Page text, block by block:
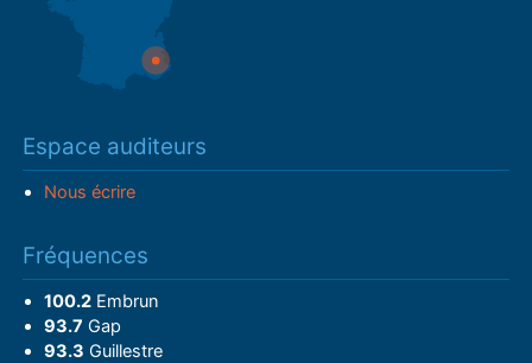
Espace auditeurs
Nous écrire
Fréquences
100.2Embrun
93.7 Gap
93.3 Guillestre